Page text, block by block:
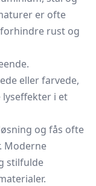
er ofte
rust og
eller farvede,
lyseffekter i et
og fås ofte
Moderne
stilfulde